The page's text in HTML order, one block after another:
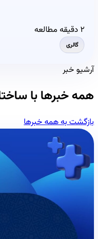
۲ دقیقه مطالعه
گالری
آرشیو خبر
همه خبرها با
بازگشت به همه خبرها